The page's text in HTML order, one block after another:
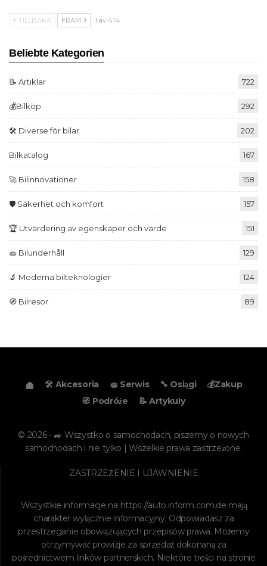
TILLBAKA FRAM 1 av 414
Beliebte Kategorien
📝 Artiklar 722
💰Bilköp 292
🛠️ Diverse för bilar 202
Bilkatalog 167
🚀 Bilinnovationer 158
🛡️ Säkerhet och komfort 157
🏆 Utvärdering av egenskaper och värde 151
🧽 Bilunderhåll 129
🔬 Moderna bilteknologier 124
🧭 Bilresor 89
🛠️ Akcesoria 🧽 Serwis 🔧 Osiągi
💰Zakup
🧭 Podróże
📝 Artykuły
© 2026 - 🚙 Wszystko o samochodach, piszemy o nowych
samochodach i nie tylko | Wszelkie prawa zastrzeżone.
ZASTRZEŻENIE I UJAWNIENIE
Wszystkie informacje na https://auto.inform.com.de mają
charakter wyłącznie informacyjny. Odpowiadasz za
przestrzeganie obowiązujących przepisów prawa. Możemy
otrzymywać prowizje za sprzedaż dokonaną za
pośrednictwem linków partnerskich. Niektóre treści na stronie